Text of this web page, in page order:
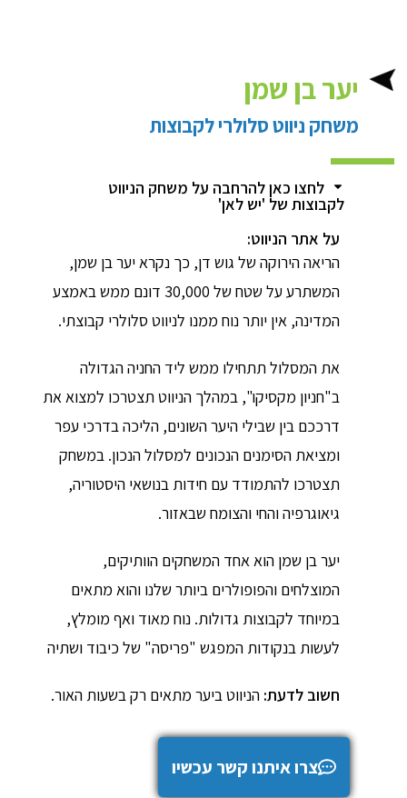
יער בן שמן
משחק ניווט סלולרי לקבוצות
לחצו כאן להרחבה על משחק הניווט
לקבוצות של 'יש לאן'
על אתר הניווט:
הריאה הירוקה של גוש דן, כך נקרא יער בן שמן,
המשתרע על שטח של 30,000 דונם ממש באמצע
המדינה, אין יותר נוח ממנו לניווט סלולרי קבוצתי.
את המסלול תתחילו ממש ליד החניה הגדולה
ב"חניון מקסיקו", במהלך הניווט תצטרכו למצוא את
דרככם בין שבילי היער השונים, הליכה בדרכי עפר
ומציאת הסימנים הנכונים למסלול הנכון. במשחק
תצטרכו להתמודד עם חידות בנושאי היסטוריה,
גיאוגרפיה והחי והצומח שבאזור.
יער בן שמן הוא אחד המשחקים הוותיקים,
המוצלחים והפופולרים ביותר שלנו והוא מתאים
במיוחד לקבוצות גדולות. נוח מאוד ואף מומלץ,
לעשות בנקודות המפגש "פריסה" של כיבוד ושתיה
חשוב לדעת: הניווט ביער מתאים רק בשעות האור.
צרו איתנו קשר עכשיו